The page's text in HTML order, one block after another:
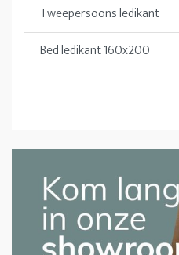
Tweepersoons ledikant
Bed ledikant 160x200